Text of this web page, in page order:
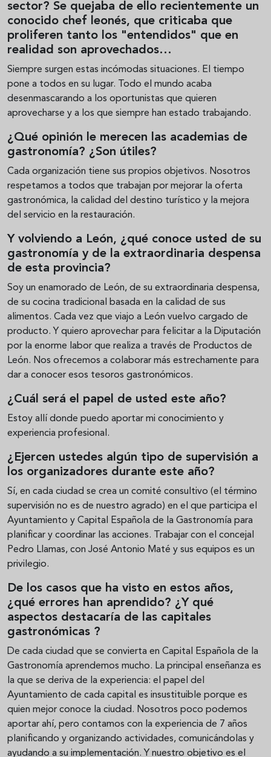
sector? Se quejaba de ello recientemente un
conocido chef leonés, que criticaba que
proliferen tanto los "entendidos" que en
realidad son aprovechados…
Siempre surgen estas incómodas situaciones. El tiempo
pone a todos en su lugar. Todo el mundo acaba
desenmascarando a los oportunistas que quieren
aprovecharse y a los que siempre han estado trabajando.
¿Qué opinión le merecen las academias de
gastronomía? ¿Son útiles?
Cada organización tiene sus propios objetivos. Nosotros
respetamos a todos que trabajan por mejorar la oferta
gastronómica, la calidad del destino turístico y la mejora
del servicio en la restauración.
Y volviendo a León, ¿qué conoce usted de su
gastronomía y de la extraordinaria despensa
de esta provincia?
Soy un enamorado de León, de su extraordinaria despensa,
de su cocina tradicional basada en la calidad de sus
alimentos. Cada vez que viajo a León vuelvo cargado de
producto. Y quiero aprovechar para felicitar a la Diputación
por la enorme labor que realiza a través de Productos de
León. Nos ofrecemos a colaborar más estrechamente para
dar a conocer esos tesoros gastronómicos.
¿Cuál será el papel de usted este año?
Estoy allí donde puedo aportar mi conocimiento y
experiencia profesional.
¿Ejercen ustedes algún tipo de supervisión a
los organizadores durante este año?
Sí, en cada ciudad se crea un comité consultivo (el término
supervisión no es de nuestro agrado) en el que participa el
Ayuntamiento y Capital Española de la Gastronomía para
planificar y coordinar las acciones. Trabajar con el concejal
Pedro Llamas, con José Antonio Maté y sus equipos es un
privilegio.
De los casos que ha visto en estos años,
¿qué errores han aprendido? ¿Y qué
aspectos destacaría de las capitales
gastronómicas ?
De cada ciudad que se convierta en Capital Española de la
Gastronomía aprendemos mucho. La principal enseñanza es
la que se deriva de la experiencia: el papel del
Ayuntamiento de cada capital es insustituible porque es
quien mejor conoce la ciudad. Nosotros poco podemos
aportar ahí, pero contamos con la experiencia de 7 años
planificando y organizando actividades, comunicándolas y
ayudando a su implementación. Y nuestro objetivo es el